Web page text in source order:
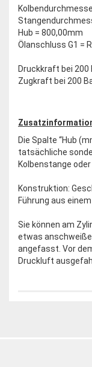
Hub = 800,00mm
Ölanschluss G1 =
Druckkraft bei 200
Zugkraft bei 200
Die Spalte “Hub
tatsächliche
Kolbenstange
Konstruktion:
Führung aus
Sie können am
etwas
angefasst. Vor
Druckluft